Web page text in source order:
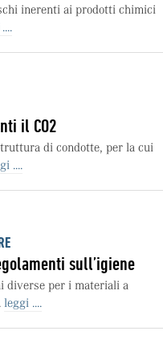
inerenti ai prodotti chimici
il CO2
di condotte, per la cui
....
sull’igiene
diverse per i materiali a
leggi ....